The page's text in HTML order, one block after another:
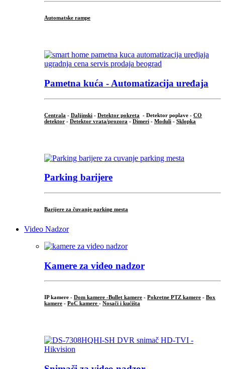
Automatske rampe
Pametna kuća - Automatizacija uređaja
Centrala - Daljinski - Detektor pokreta - Detektor poplave - CO
detektor - Detektor vrata/prozora - Dimeri - Moduli - Sklopka
Parking barijere
Barijere za čuvanje parking mesta
Video Nadzor
Kamere za video nadzor
IP kamere - Dom kamere -Bullet kamere - Pokretne PTZ kamere - Box
kamere - PoC kamere - Nosači i kućišta